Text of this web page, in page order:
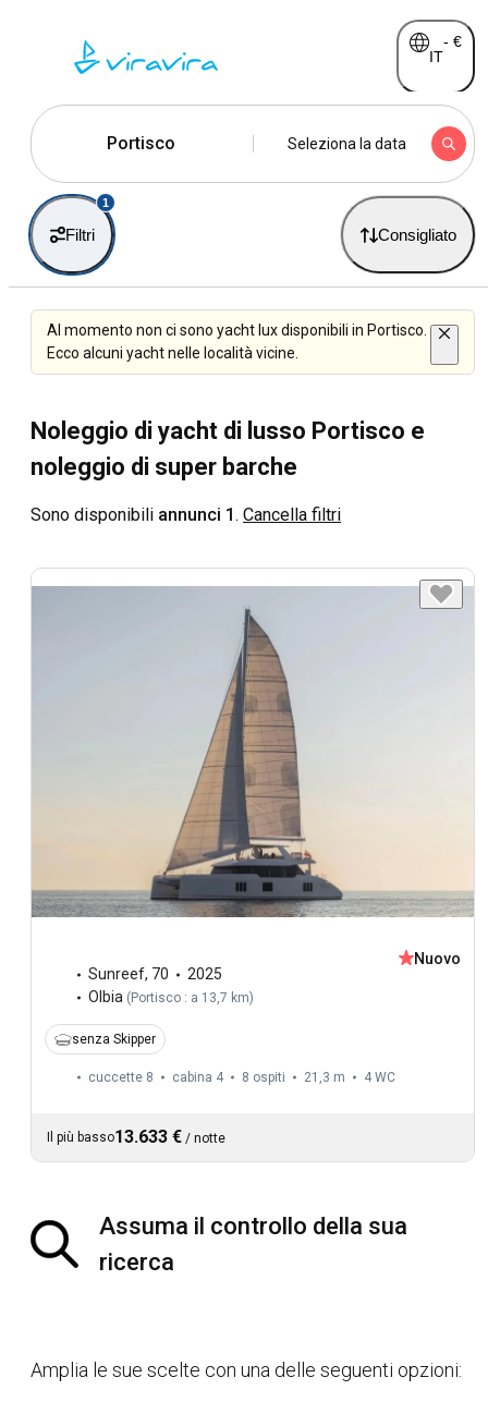
IT
- €
Portisco Seleziona la data
Filtri
1
Consigliato
Al momento non ci sono yacht lux disponibili in Portisco.
Ecco alcuni yacht nelle località vicine.
Noleggio di yacht di lusso Portisco e
noleggio di super barche
Sono disponibili annunci 1 . Cancella filtri
Sunreef, 70
2025
Olbia ( Portisco : a 13,7 km)
Nuovo
senza Skipper
cuccette 8 cabina 4 8 ospiti 21,3 m 4 WC
Il più basso13.633 € / notte
Assuma il controllo della sua
ricerca
Amplia le sue scelte con una delle seguenti opzioni: